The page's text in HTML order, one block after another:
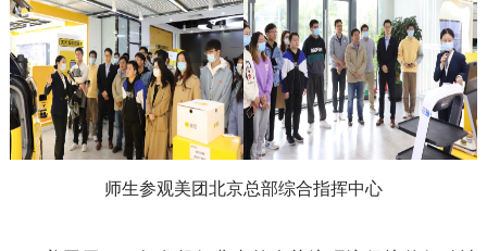
师生参观美团北京总部综合指挥中心